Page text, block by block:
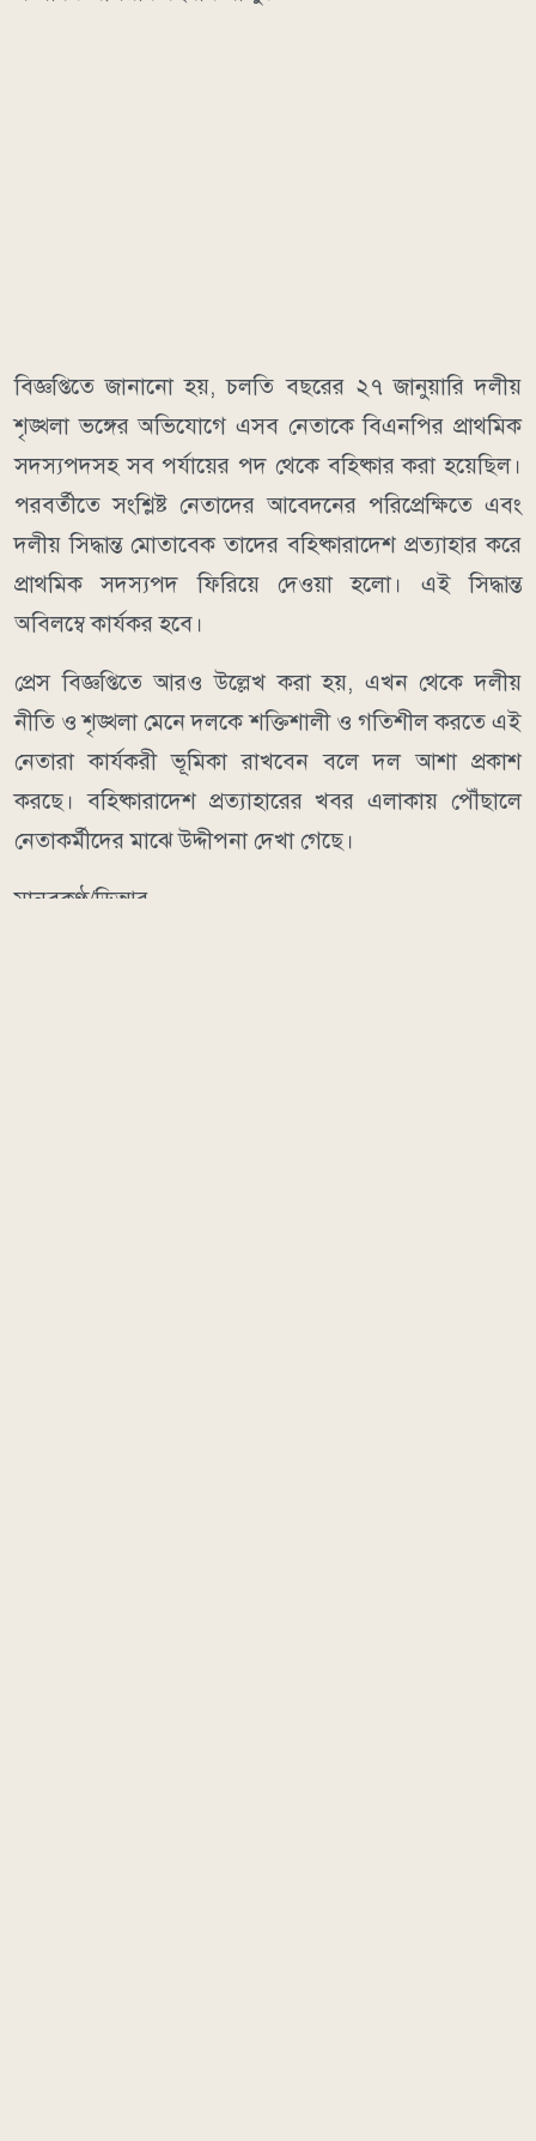
বিজ্ঞপ্তিতে জানানো হয়, চলতি বছরের ২৭ জানুয়ারি দলীয়
শৃঙ্খলা ভঙ্গের অভিযোগে এসব নেতাকে বিএনপির প্রাথমিক
সদস্যপদসহ সব পর্যায়ের পদ থেকে বহিষ্কার করা হয়েছিল।
পরবর্তীতে সংশ্লিষ্ট নেতাদের আবেদনের পরিপ্রেক্ষিতে এবং
দলীয় সিদ্ধান্ত মোতাবেক তাদের বহিষ্কারাদেশ প্রত্যাহার করে
প্রাথমিক সদস্যপদ ফিরিয়ে দেওয়া হলো। এই সিদ্ধান্ত
অবিলম্বে কার্যকর হবে।
প্রেস বিজ্ঞপ্তিতে আরও উল্লেখ করা হয়, এখন থেকে দলীয়
নীতি ও শৃঙ্খলা মেনে দলকে শক্তিশালী ও গতিশীল করতে এই
নেতারা কার্যকরী ভূমিকা রাখবেন বলে দল আশা প্রকাশ
করছে। বহিষ্কারাদেশ প্রত্যাহারের খবর এলাকায় পৌঁছালে
নেতাকর্মীদের মাঝে উদ্দীপনা দেখা গেছে।
মানবকণ্ঠ/ডিআর